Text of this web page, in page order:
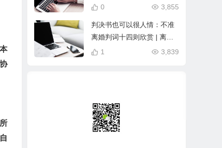
辑）》的通知
3,855
0
判决书也可以很人情：不准
离婚判词十四则欣赏 | 离婚
判决 | 法官寄语
3,839
1